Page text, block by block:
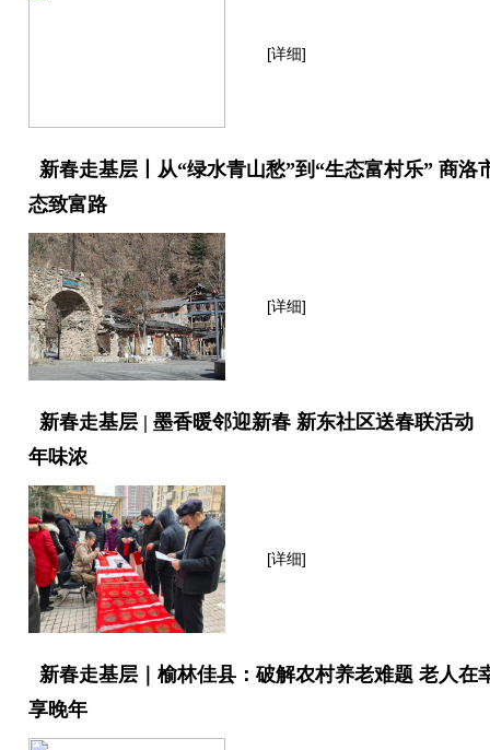
[详细]
新春走基层丨从“绿水青山愁”到“生态富村乐” 商洛
态致富路
[详细]
新春走基层 | 墨香暖邻迎新春 新东社区送春联活动
年味浓
[详细]
新春走基层｜榆林佳县：破解农村养老难题 老人在
享晚年